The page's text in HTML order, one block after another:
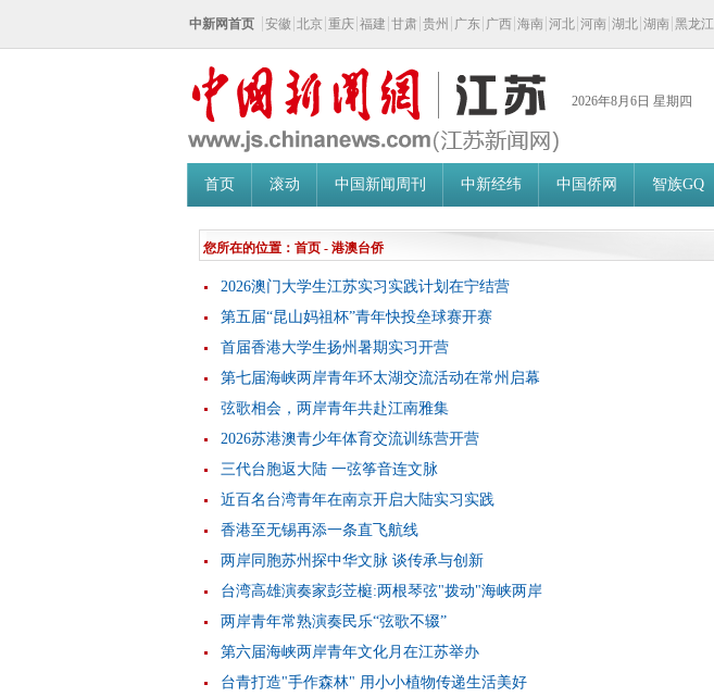
中新网首页 安徽 北京 重庆 福建 甘肃 贵州 广东 广西 海南 河北 河南 湖北 湖南 黑龙江
2026年8月6日 星期四
首页 滚动 中国新闻周刊 中新经纬 中国侨网 智族GQ
您所在的位置： 首页 - 港澳台侨
2026澳门大学生江苏实习实践计划在宁结营
第五届“昆山妈祖杯”青年快投垒球赛开赛
首届香港大学生扬州暑期实习开营
第七届海峡两岸青年环太湖交流活动在常州启幕
弦歌相会，两岸青年共赴江南雅集
2026苏港澳青少年体育交流训练营开营
三代台胞返大陆 一弦筝音连文脉
近百名台湾青年在南京开启大陆实习实践
香港至无锡再添一条直飞航线
两岸同胞苏州探中华文脉 谈传承与创新
台湾高雄演奏家彭苙榳:两根琴弦"拨动"海峡两岸
两岸青年常熟演奏民乐“弦歌不辍”
第六届海峡两岸青年文化月在江苏举办
台青打造"手作森林" 用小小植物传递生活美好